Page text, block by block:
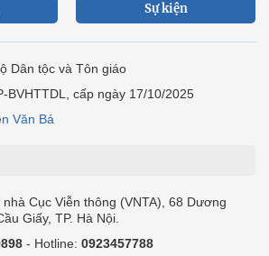
Sự kiện
Dân tộc và Tôn giáo
BVHTTDL, cấp ngày 17/10/2025
Văn Bá
Cục Viễn thông (VNTA), 68 Dương
Giấy, TP. Hà Nội.
- Hotline: 0923457788